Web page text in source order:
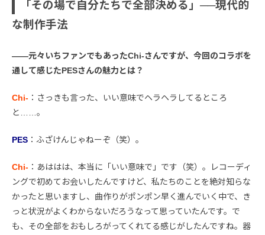
「その場で自分たちで全部決める」──現代的
な制作手法
――元々いちファンでもあったChi-さんですが、今回のコラボを
通して感じたPESさんの魅力とは？
Chi- ：さっきも言った、いい意味でヘラヘラしてるところ
と……。
PES ：ふざけんじゃねーぞ（笑）。
Chi- ：あははは、本当に「いい意味で」です（笑）。レコーディ
ングで初めてお会いしたんですけど、私たちのことを絶対知らな
かったと思いますし、曲作りがポンポン早く進んでいく中で、き
っと状況がよくわからないだろうなって思っていたんです。で
も、その全部をおもしろがってくれてる感じがしたんですね。器